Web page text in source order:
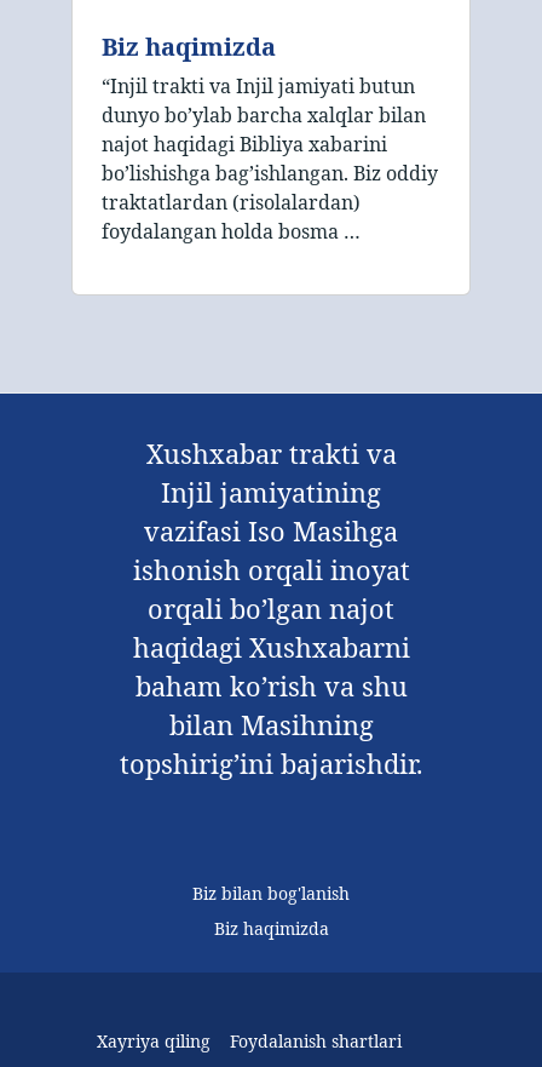
Biz haqimizda
“Injil trakti va Injil jamiyati butun
dunyo bo’ylab barcha xalqlar bilan
najot haqidagi Bibliya xabarini
bo’lishishga bag’ishlangan. Biz oddiy
traktatlardan (risolalardan)
foydalangan holda bosma …
Xushxabar trakti va
Injil jamiyatining
vazifasi Iso Masihga
ishonish orqali inoyat
orqali bo’lgan najot
haqidagi Xushxabarni
baham ko’rish va shu
bilan Masihning
topshirig’ini bajarishdir.
Biz bilan bog'lanish
Biz haqimizda
Xayriya qiling Foydalanish shartlari